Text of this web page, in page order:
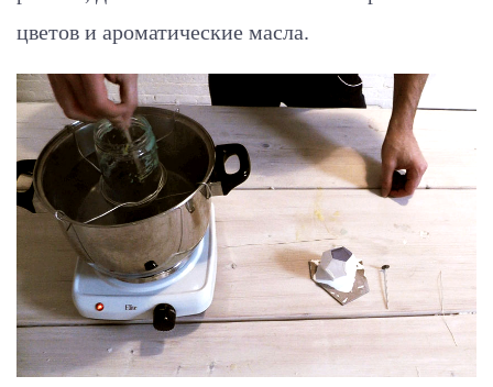
цветов и ароматические масла.